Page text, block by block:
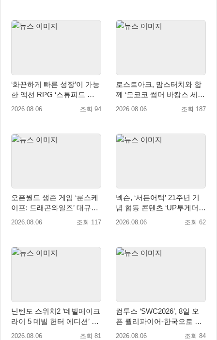
‘화끈하게 빠른 성장’이 가능
한 액션 RPG ‘스튜피드 네
버 다이즈’ 패키지판 예약판
2026.08.06 조회 94
로스트아크, 맘스터치와 함
께 ‘모코코 썸머 바캉스 세
트’ 출시
2026.08.06 조회 187
오픈월드 생존 게임 ‘룬스케
이프: 드래곤와일즈’ 대규모
유저 편의성 개선 및 사이드
2026.08.06 조회 117
넥슨, ‘서든어택’ 21주년 기
념 협동 콘텐츠 ‘UP투게더’
업데이트
2026.08.06 조회 62
닌텐도 스위치2 ‘데빌메이크
라이 5 데빌 헌터 에디션’ 패
키지 제품 8월 7일 예약판매
2026.08.06 조회 81
컴투스 ‘SWC2026’, 8일 오
픈 퀄리파이어-한국으로 시
즌 개막!
2026.08.06 조회 84